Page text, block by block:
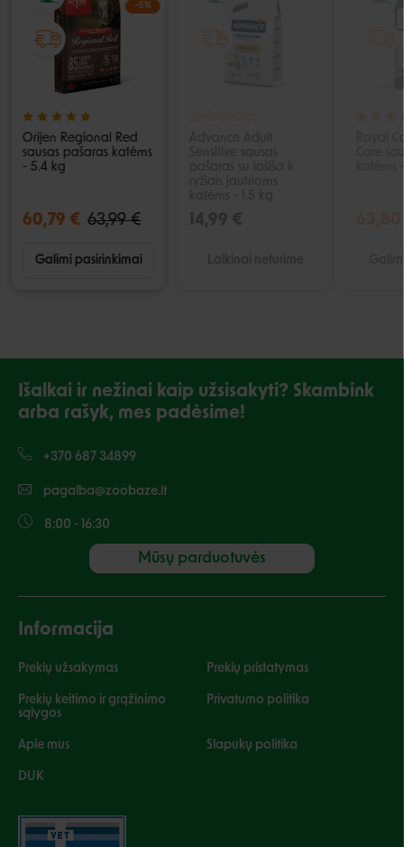
−5%
Orijen Regional Red
sausas pašaras katėms
- 5.4 kg
60,79 € 63,99 €
Galimi pasirinkimai
Royal
Care
katėms
Išalkai ir nežinai kaip užsisakyti? Skambink
arba rašyk, mes padėsime!
+370 687 34899
pagalba@zoobaze.lt
8:00 - 16:30
Mūsų parduotuvės
Informacija
Prekių užsakymas Prekių pristatymas
Prekių keitimo ir grąžinimo
sąlygos
Privatumo politika
Apie mus Slapukų politika
DUK